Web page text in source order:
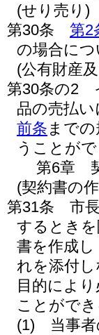
(せり売り)
第30条
第2
の場合に
(公有財産
第30条の2
品の売払
前条 まで
うことが
第6章
(契約書の
第31条
市
するとき
書を作成
れを添付
目的によ
ことがで
(1)
当事